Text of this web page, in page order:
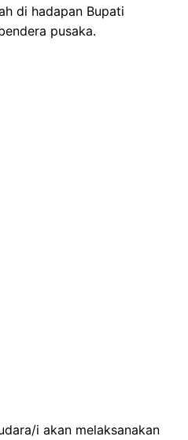
di hadapan Bupati
pusaka.
i akan melaksanakan